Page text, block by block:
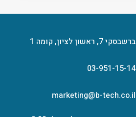
ברשבסקי 7, ראשון לציון, קומה 1
03-951-15-14
marketing@b-tech.co.il